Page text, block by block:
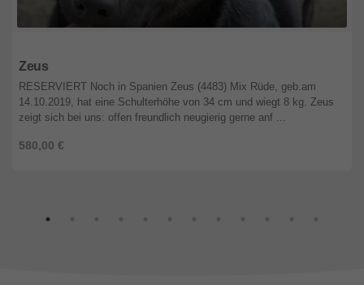
Zeus
580,00 €
RESERVIERT Noch in Spanien Zeus (4483) Mix Rüde, geb.am
14.10.2019, hat eine Schulterhöhe von 34 cm und wiegt 8 kg. Zeus
zeigt sich bei uns: offen freundlich neugierig gerne anf ...